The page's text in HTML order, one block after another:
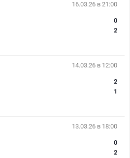
16.03.26 в 21:00
0
2
14.03.26 в 12:00
2
1
13.03.26 в 18:00
0
2